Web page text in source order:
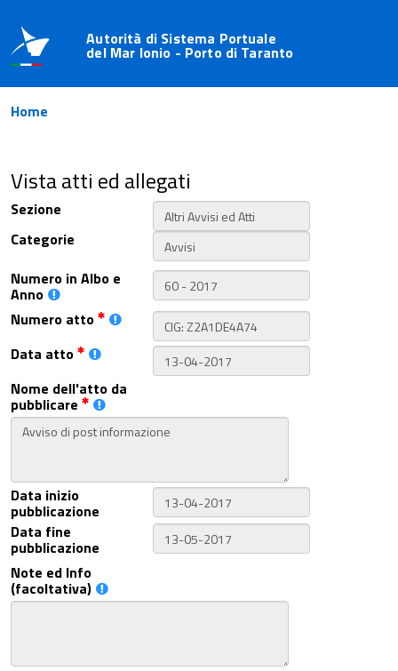
Autorità di Sistema Portuale
del Mar Ionio - Porto di Taranto
Home
Vista atti ed allegati
Sezione
Categorie
Numero in Albo e
Anno
Numero atto
Data atto
Nome dell'atto da
pubblicare
Data inizio
pubblicazione
Data fine
pubblicazione
Note ed Info
(facoltativa)